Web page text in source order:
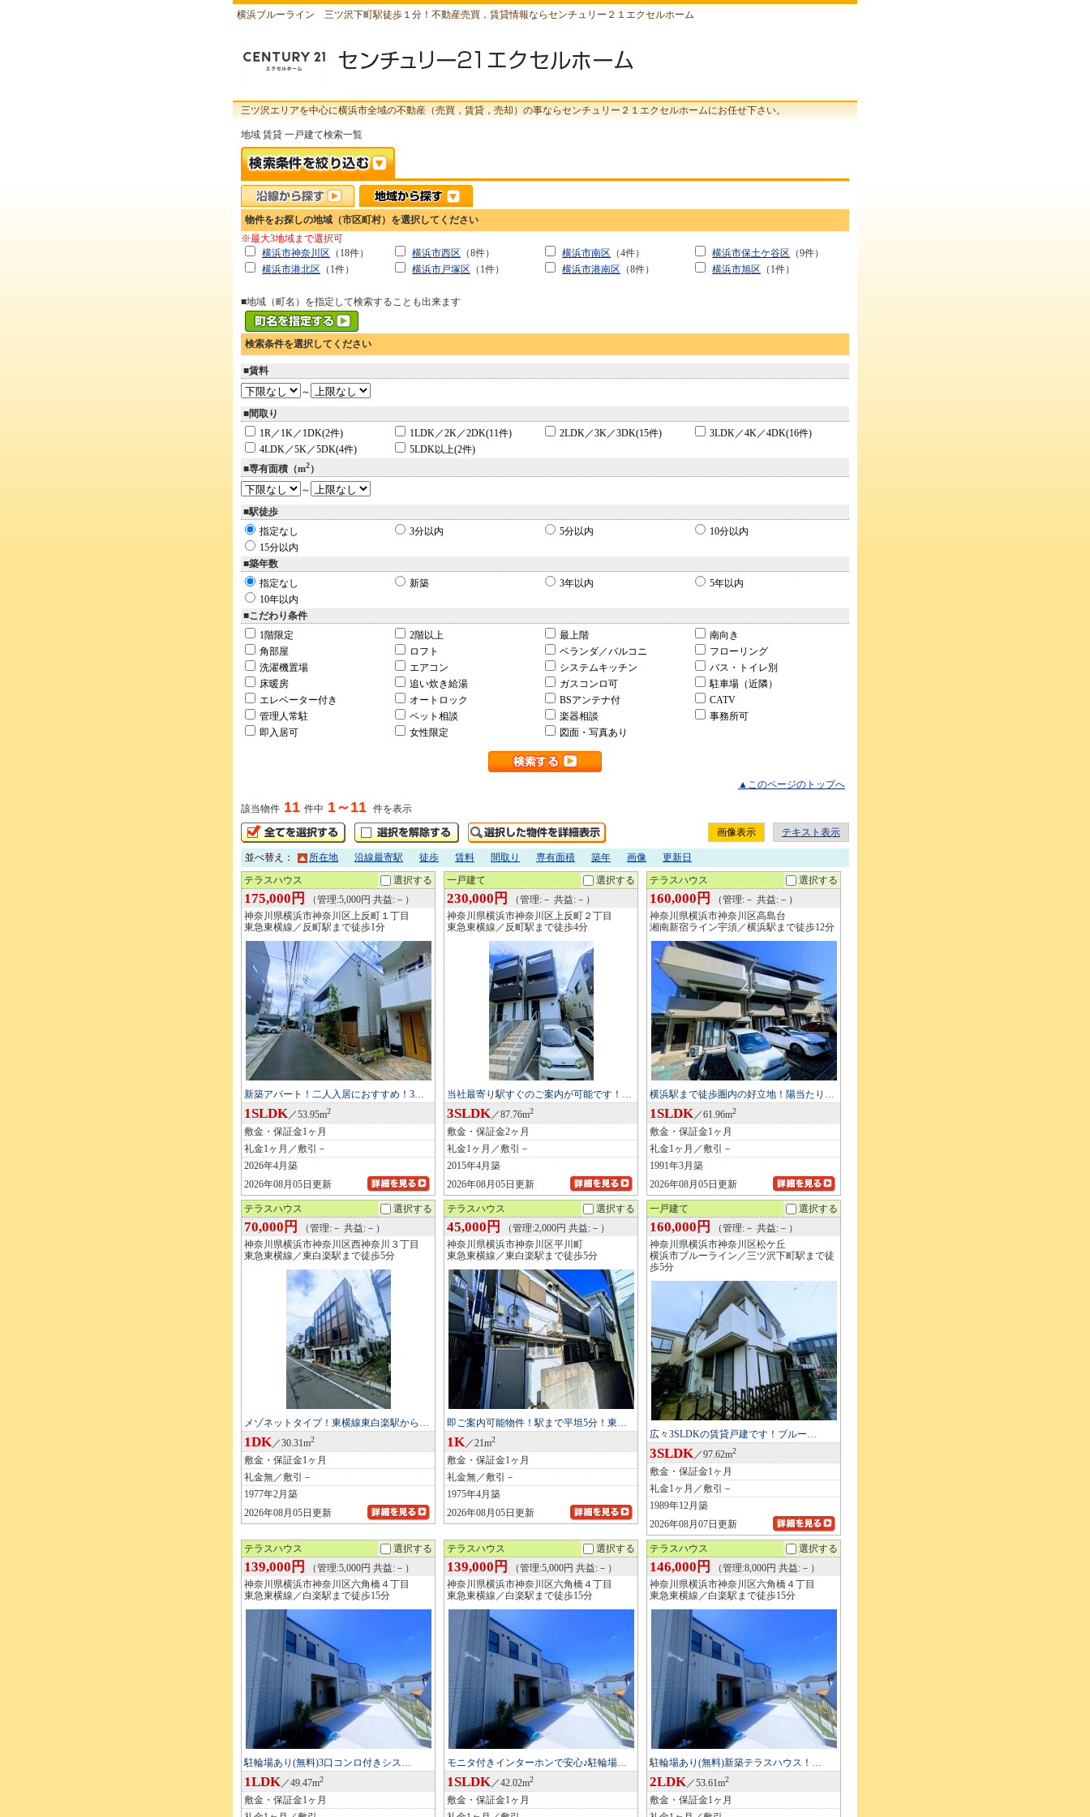
横浜ブルーライン 三ツ沢下町駅徒歩１分！不動産売買，賃貸情報ならセンチュリー２１エクセルホーム
三ツ沢エリアを中心に横浜市全域の不動産（売買，賃貸，売却）の事ならセンチュリー２１エクセルホームにお任せ下さい。
地域 賃貸 一戸建て検索一覧
物件をお探しの地域（市区町村）を選択してください
※最大3地域まで選択可
横浜市神奈川区 （18件） 横浜市西区 （8件） 横浜市南区 （4件） 横浜市保土ケ谷区 （9件）
横浜市港北区 （1件） 横浜市戸塚区 （1件） 横浜市港南区 （8件） 横浜市旭区 （1件）
■地域（町名）を指定して検索することも出来ます
検索条件を選択してください
■賃料
～
■間取り
1R／1K／1DK(2件)
1LDK／2K／2DK(11件) 2LDK／3K／3DK(15件)
3LDK／4K／4DK(16件)
4LDK／5K／5DK(4件)
5LDK以上(2件)
■専有面積（m2）
～
■駅徒歩
指定なし
3分以内 5分以内
10分以内
15分以内
■築年数
指定なし
新築 3年以内
5年以内
10年以内
■こだわり条件
1階限定
2階以上 最上階
南向き
角部屋
ロフト ベランダ／バルコニ
フローリング
洗濯機置場
エアコン システムキッチン
バス・トイレ別
床暖房
追い炊き給湯 ガスコンロ可
駐車場（近隣）
エレベーター付き
オートロック BSアンテナ付
CATV
管理人常駐
ペット相談 楽器相談
事務所可
即入居可
女性限定 図面・写真あり
▲このページのトップへ
該当物件 11 件中 1～11 件を表示
画像表示 テキスト表示
並べ替え： 所在地 沿線最寄駅 徒歩 賃料 間取り 専有面積 築年 画像 更新日
テラスハウス 選択する
175,000円
（管理:5,000円 共益:－）
神奈川県横浜市神奈川区上反町１丁目
東急東横線／反町駅まで徒歩1分
新築アパート！二人入居におすすめ！3…
1SLDK／53.95m2
敷金・保証金1ヶ月
礼金1ヶ月／敷引－
2026年4月築
2026年08月05日更新
一戸建て 選択する
230,000円
（管理:－ 共益:－）
神奈川県横浜市神奈川区上反町２丁目
東急東横線／反町駅まで徒歩4分
当社最寄り駅すぐのご案内が可能です！…
3SLDK／87.76m2
敷金・保証金2ヶ月
礼金1ヶ月／敷引－
2015年4月築
2026年08月05日更新
テラスハウス 選択する
160,000円
（管理:－ 共益:－）
神奈川県横浜市神奈川区高島台
湘南新宿ライン宇須／横浜駅まで徒歩12分
横浜駅まで徒歩圏内の好立地！陽当たり…
1SLDK／61.96m2
敷金・保証金1ヶ月
礼金1ヶ月／敷引－
1991年3月築
2026年08月05日更新
テラスハウス 選択する
70,000円
（管理:－ 共益:－）
神奈川県横浜市神奈川区西神奈川３丁目
東急東横線／東白楽駅まで徒歩5分
メゾネットタイプ！東横線東白楽駅から…
1DK／30.31m2
敷金・保証金1ヶ月
礼金無／敷引－
1977年2月築
2026年08月05日更新
テラスハウス 選択する
45,000円
（管理:2,000円 共益:－）
神奈川県横浜市神奈川区平川町
東急東横線／東白楽駅まで徒歩5分
即ご案内可能物件！駅まで平坦5分！東…
1K／21m2
敷金・保証金1ヶ月
礼金無／敷引－
1975年4月築
2026年08月05日更新
一戸建て 選択する
160,000円
（管理:－ 共益:－）
神奈川県横浜市神奈川区松ケ丘
横浜市ブルーライン／三ツ沢下町駅まで徒
歩5分
広々3SLDKの賃貸戸建です！ブルー…
3SLDK／97.62m2
敷金・保証金1ヶ月
礼金1ヶ月／敷引－
1989年12月築
2026年08月07日更新
テラスハウス 選択する
139,000円
（管理:5,000円 共益:－）
神奈川県横浜市神奈川区六角橋４丁目
東急東横線／白楽駅まで徒歩15分
駐輪場あり(無料)3口コンロ付きシス…
1LDK／49.47m2
敷金・保証金1ヶ月
テラスハウス 選択する
139,000円
（管理:5,000円 共益:－）
神奈川県横浜市神奈川区六角橋４丁目
東急東横線／白楽駅まで徒歩15分
モニタ付きインターホンで安心♪駐輪場…
1SLDK／42.02m2
敷金・保証金1ヶ月
テラスハウス 選択する
146,000円
（管理:8,000円 共益:－）
神奈川県横浜市神奈川区六角橋４丁目
東急東横線／白楽駅まで徒歩15分
駐輪場あり(無料)新築テラスハウス！…
2LDK／53.61m2
敷金・保証金1ヶ月